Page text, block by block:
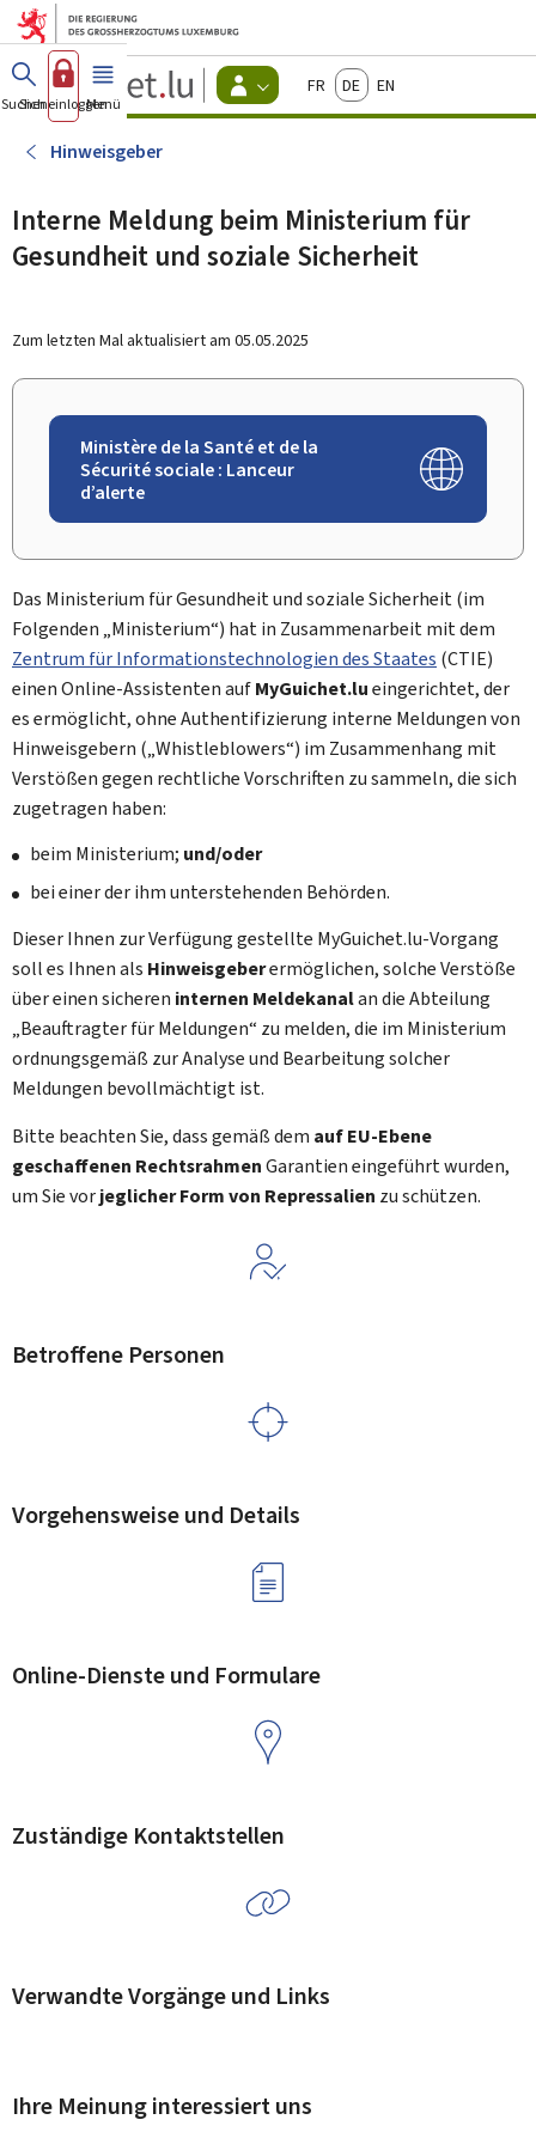
Zum Hauptmenü
Zum Inhalt
Guichet.lu
Changer
d'espace
actif
FrançaisDeutschEnglish
Suchen
Sich einloggen
Menü Haupt-
Hinweisgeber
Interne Meldung beim Ministerium für
Gesundheit und soziale Sicherheit
Zum letzten Mal aktualisiert am 05.05.2025
Ministère de la Santé et de la
Sécurité sociale : Lanceur
d’alerte
Das Ministerium für Gesundheit und soziale Sicherheit (im
Folgenden „Ministerium“) hat in Zusammenarbeit mit dem
Zentrum für Informationstechnologien des Staates (CTIE)
einen Online-Assistenten aufMyGuichet.lueingerichtet, der
es ermöglicht, ohne Authentifizierung interne Meldungen von
Hinweisgebern („Whistleblowers“) im Zusammenhang mit
Verstößen gegen rechtliche Vorschriften zu sammeln, die sich
zugetragen haben:
beim Ministerium; und/oder
bei einer der ihm unterstehenden Behörden.
Dieser Ihnen zur Verfügung gestellte MyGuichet.lu-Vorgang
soll es Ihnen als Hinweisgeberermöglichen, solche Verstöße
über einen sicheren internen Meldekanalan die Abteilung
„Beauftragter für Meldungen“ zu melden, die im Ministerium
ordnungsgemäß zur Analyse und Bearbeitung solcher
Meldungen bevollmächtigt ist.
Bitte beachten Sie, dass gemäß dem auf EU-Ebene
geschaffenen RechtsrahmenGarantien eingeführt wurden,
um Sie vorjeglicher Form von Repressalien zu schützen.
Betroffene Personen
Vorgehensweise und Details
Online-Dienste und Formulare
Zuständige Kontaktstellen
Verwandte Vorgänge und Links
Ihre Meinung interessiert uns